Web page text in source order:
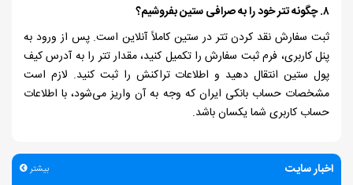
۸. چگونه تتر خود را به صرافی ستین بفروشیم؟
ثبت سفارش نقد کردن تتر در ستین کاملاً آنلاین است. پس از ورود به
پنل کاربری، فرم ثبت سفارش را تکمیل کنید، مقدار تتر را به آدرس کیف
پول ستین انتقال دهید و اطلاعات تراکنش را ثبت کنید. لازم است
مشخصات حساب بانکی ایران که وجه به آن واریز می‌شود، با اطلاعات
حساب کاربری شما یکسان باشد.
اخبار سایت بیشتر